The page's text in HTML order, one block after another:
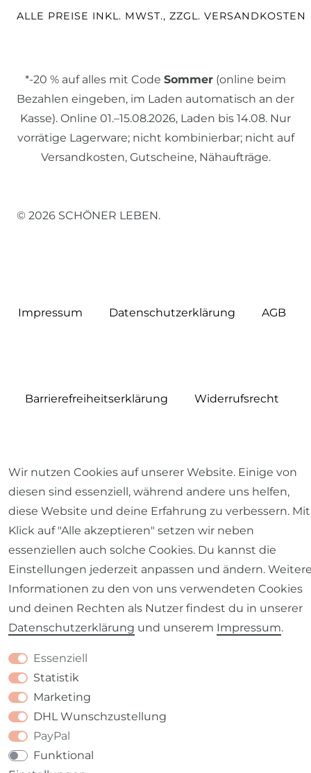
ALLE PREISE INKL. MWST., ZZGL. VERSANDKOSTEN
*-20 % auf alles mit Code Sommer (online beim
Bezahlen eingeben, im Laden automatisch an der
Kasse). Online 01.–15.08.2026, Laden bis 14.08. Nur
vorrätige Lagerware; nicht kombinierbar; nicht auf
Versandkosten, Gutscheine, Nähaufträge.
© 2026 SCHÖNER LEBEN.
Impressum Daten­schutz­erklärung AGB
Barrierefreiheitserklärung Widerrufs­recht
VERTRAG WIDERRUFEN Kontakt
Wir nutzen Cookies auf unserer Website. Einige von
diesen sind essenziell, während andere uns helfen,
diese Website und deine Erfahrung zu verbessern. Mit
Klick auf "Alle akzeptieren" setzen wir neben
essenziellen auch solche Cookies. Du kannst die
Einstellungen jederzeit anpassen und ändern.
Informationen zu den von uns verwendeten Cookies
und deinen Rechten als Nutzer findest du in unserer
Daten­schutz­erklärung und unserem Impressum.
Essenziell
Statistik
Marketing
DHL Wunschzustellung
PayPal
Funktional